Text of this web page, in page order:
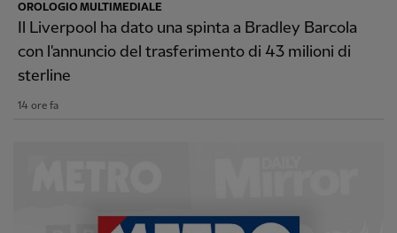
OROLOGIO MULTIMEDIALE
Il Liverpool ha dato una spinta a Bradley Barcola
con l'annuncio del trasferimento di 43 milioni di
sterline
14 ore fa